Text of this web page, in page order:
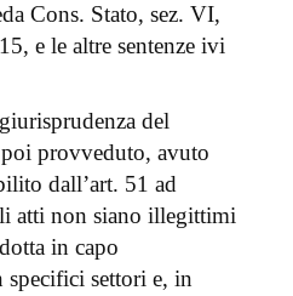
Cons. Stato, sez. VI,
e le altre sentenze ivi
del
provveduto, avuto
dall’art. 51 ad
atti non siano illegittimi
in capo
specifici settori e, in